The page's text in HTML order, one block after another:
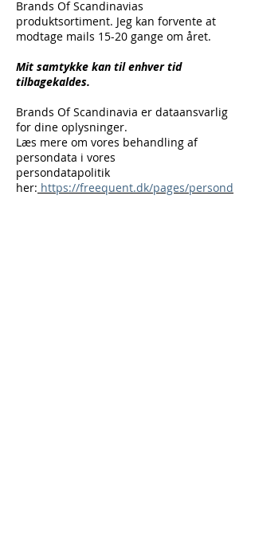
Brands Of Scandinavias
produktsortiment. Jeg kan forvente at
modtage mails 15-20 gange om året.
Mit samtykke kan til enhver tid
tilbagekaldes.
Brands Of Scandinavia er dataansvarlig
for dine oplysninger.
Læs mere om vores behandling af
persondata i vores
persondatapolitik
her: https://freequent.dk/pages/persond